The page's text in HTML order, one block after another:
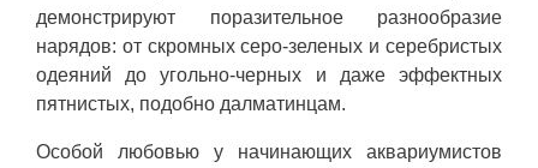
демонстрируют поразительное разнообразие
нарядов: от скромных серо-зеленых и серебристых
одеяний до угольно-черных и даже эффектных
пятнистых, подобно далматинцам.
Особой любовью у начинающих аквариумистов